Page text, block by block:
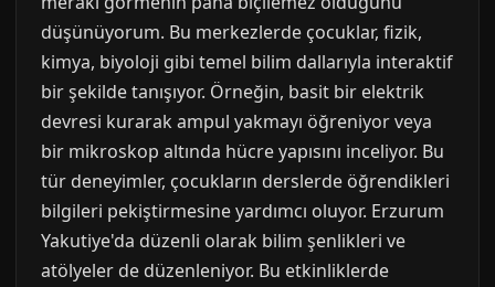
düşünüyorum. Bu merkezlerde çocuklar, fizik,
kimya, biyoloji gibi temel bilim dallarıyla interaktif
bir şekilde tanışıyor. Örneğin, basit bir elektrik
devresi kurarak ampul yakmayı öğreniyor veya
bir mikroskop altında hücre yapısını inceliyor. Bu
tür deneyimler, çocukların derslerde öğrendikleri
bilgileri pekiştirmesine yardımcı oluyor. Erzurum
Yakutiye'da düzenli olarak bilim şenlikleri ve
atölyeler de düzenleniyor. Bu etkinliklerde